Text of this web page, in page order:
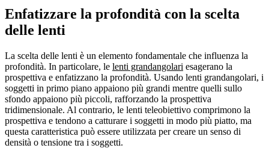
Enfatizzare la profondità con la scelta
delle lenti
La scelta delle lenti è un elemento fondamentale che influenza la
profondità. In particolare, le lenti grandangolari esagerano la
prospettiva e enfatizzano la profondità. Usando lenti grandangolari, i
soggetti in primo piano appaiono più grandi mentre quelli sullo
sfondo appaiono più piccoli, rafforzando la prospettiva
tridimensionale. Al contrario, le lenti teleobiettivo comprimono la
prospettiva e tendono a catturare i soggetti in modo più piatto, ma
questa caratteristica può essere utilizzata per creare un senso di
densità o tensione tra i soggetti.